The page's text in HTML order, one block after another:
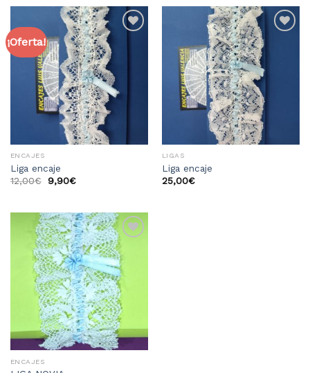
¡Oferta!
deseos
ENCAJES
Liga encaje
12,00€ 9,90€
deseos
LIGAS
Liga encaje
25,00€
Añadir
a la
lista
de
deseos
ENCAJES